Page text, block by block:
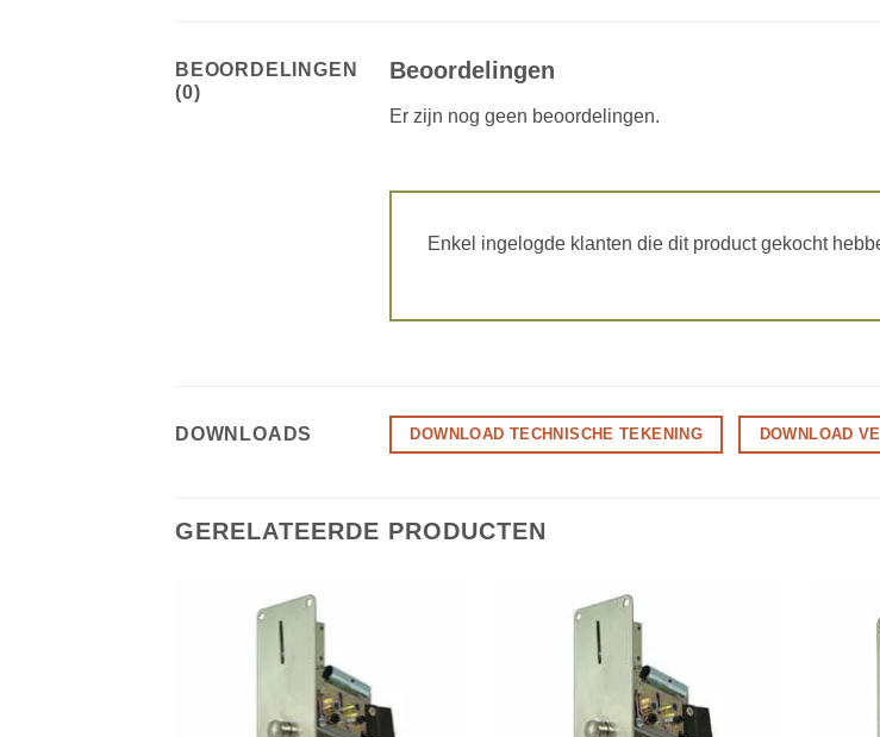
BEOORDELINGEN
(0)
Beoordelingen
Er zijn nog geen beoordelingen.
Enkel ingelogde klanten die dit product gekocht
DOWNLOADS DOWNLOAD TECHNISCHE TEKENING DOWNLOAD
GERELATEERDE PRODUCTEN